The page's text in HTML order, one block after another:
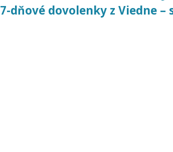
7-dňové dovolenky z Viedne